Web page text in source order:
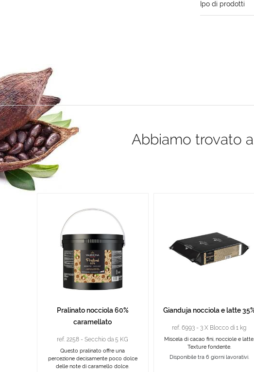
Ipo di prodotti
Abbiamo trovato
Pralinato nocciola 60%
caramellato
ref. 2258 - Secchio da 5 KG
Questo pralinato offre una
percezione decisamente poco dolce
delle note di caramello dolce.
Gianduja nocciola e latte
ref. 6993 - 3 X Blocco di 1 kg
Miscela di cacao fini, nocciole e latte.
Texture fondente.
Disponibile tra 6 giorni lavorativi.